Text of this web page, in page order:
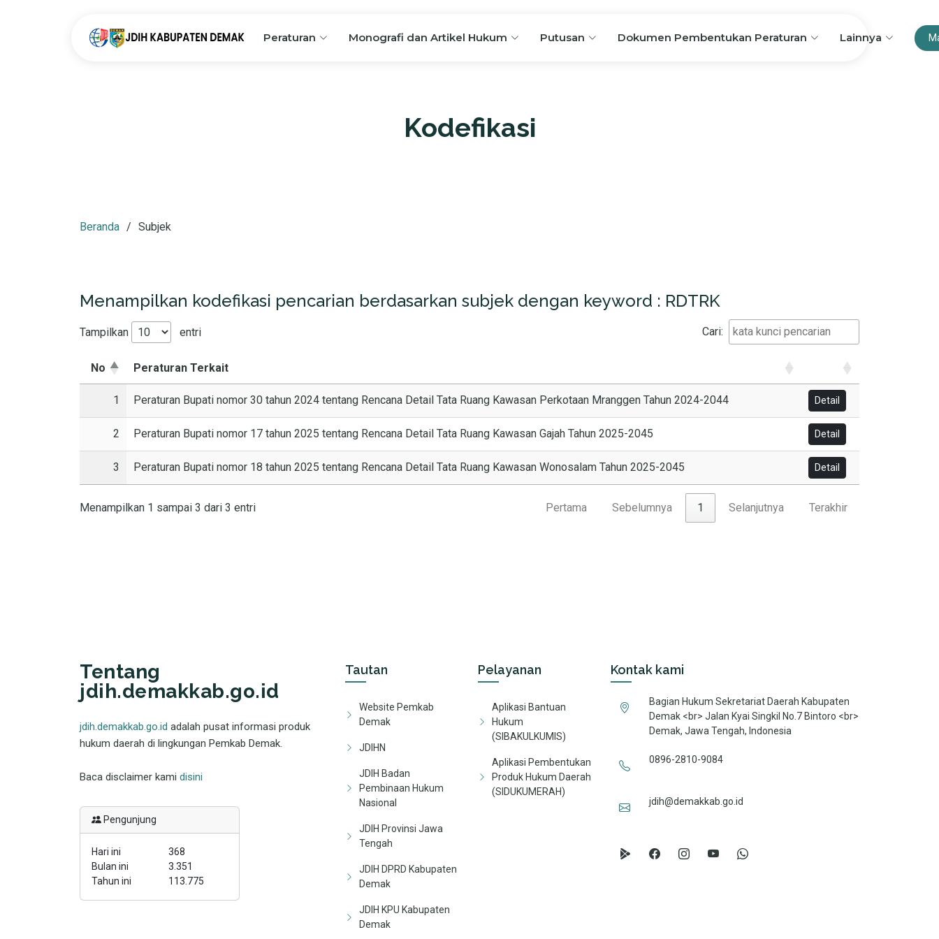
Peraturan Monografi dan Artikel Hukum Putusan Dokumen Pembentukan Peraturan Lainnya
Kodefikasi
Beranda Subjek
Menampilkan kodefikasi pencarian berdasarkan subjek dengan keyword : RDTRK
Tampilkan entri Cari:
No Peraturan Terkait
1 Peraturan Bupati nomor 30 tahun 2024 tentang Rencana Detail Tata Ruang Kawasan Perkotaan Mranggen Tahun 2024-2044 Detail
2 Peraturan Bupati nomor 17 tahun 2025 tentang Rencana Detail Tata Ruang Kawasan Gajah Tahun 2025-2045 Detail
3 Peraturan Bupati nomor 18 tahun 2025 tentang Rencana Detail Tata Ruang Kawasan Wonosalam Tahun 2025-2045 Detail
Menampilkan 1 sampai 3 dari 3 entri Pertama Sebelumnya 1 Selanjutnya Terakhir
Tentang
jdih.demakkab.go.id
jdih.demakkab.go.id adalah pusat informasi produk
hukum daerah di lingkungan Pemkab Demak.
Baca disclaimer kami disini
Pengunjung
Hari ini
368
Bulan ini
3.351
Tahun ini
113.775
Tautan
Website Pemkab
Demak
JDIHN
JDIH Badan
Pembinaan Hukum
Nasional
JDIH Provinsi Jawa
Tengah
JDIH DPRD Kabupaten
Demak
JDIH KPU Kabupaten
Demak
Pelayanan
Aplikasi Bantuan
Hukum
(SIBAKULKUMIS)
Aplikasi Pembentukan
Produk Hukum Daerah
(SIDUKUMERAH)
Kontak kami
Bagian Hukum Sekretariat Daerah Kabupaten
Demak <br> Jalan Kyai Singkil No.7 Bintoro <br>
Demak, Jawa Tengah, Indonesia
0896-2810-9084
jdih@demakkab.go.id